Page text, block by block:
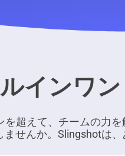
インワ
を超えて、チームの力
せんか。Slingshotは